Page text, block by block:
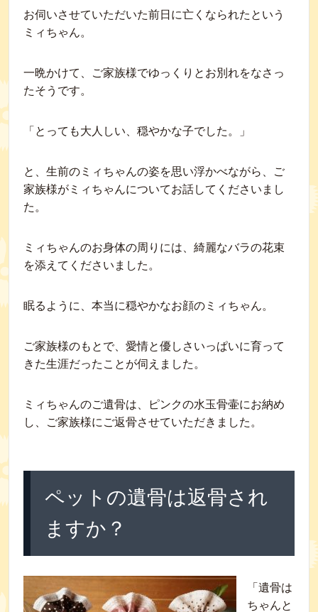
お伺いさせていただいた前日に亡くなられたという
ミィちゃん。
一晩かけて、ご家族様でゆっくりとお別れをなさっ
たそうです。
「とっても大人しい、穏やかな子でした。」
と、生前のミィちゃんの姿を思い浮かべながら、ご
家族様がミィちゃんについてお話してくださいまし
た。
ミィちゃんのお身体の周りには、綺麗なバラの花束
を添えてくださいました。
眠るように、本当に穏やかなお顔のミィちゃん。
ご家族様のもとで、愛情と優しさいっぱいに育って
きた生涯だったことが伺えました。
ミィちゃんのご遺骨は、ピンクの水玉骨壷にお納め
し、ご家族様にご返骨させていただきました。
ペットの遺骨は返骨され
ますか？
「遺骨は
ちゃんと